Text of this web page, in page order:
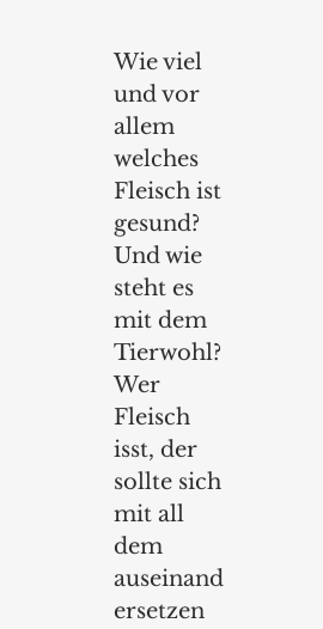
Wie viel
und vor
allem
welches
Fleisch ist
gesund?
Und wie
steht es
mit dem
Tierwohl?
Wer
Fleisch
isst, der
sollte sich
mit all
dem
auseinand
ersetzen